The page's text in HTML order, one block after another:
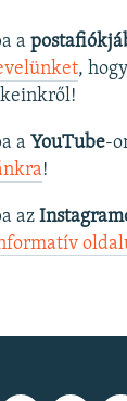
a
,
a YouTube-
!
az